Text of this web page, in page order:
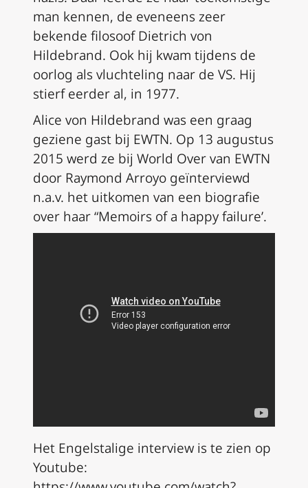
man kennen, de eveneens zeer
bekende filosoof Dietrich von
Hildebrand. Ook hij kwam tijdens de
oorlog als vluchteling naar de VS. Hij
stierf eerder al, in 1977.
Alice von Hildebrand was een graag
geziene gast bij EWTN. Op 13 augustus
2015 werd ze bij World Over van EWTN
door Raymond Arroyo geïnterviewd
n.a.v. het uitkomen van een biografie
over haar “Memoirs of a happy failure’.
Het Engelstalige interview is te zien op
Youtube: